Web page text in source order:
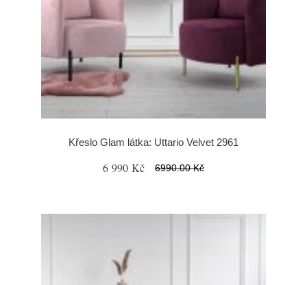
Křeslo Glam látka: Uttario Velvet 2961
6 990 Kč 6990.00 Kč